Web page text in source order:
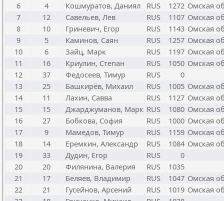
6
4 Кошмуратов, Даниял RUS 1272 Омская
7
12 Савельев, Лев RUS 1107 Омская
8
10 Гриневич, Егор RUS 1143 Омская
9
5 Каминов, Саян RUS 1257 Омская
10
6 Зайц, Марк RUS 1197 Омская
11
16 Криулин, Степан RUS 1050 Омская
12
37 Федосеев, Тимур RUS
0
13
25 Башкирёв, Михаил RUS 1005 Омская
14
11 Лахин, Савва RUS 1127 Омская
15
15 Джарджуманов, Марк RUS 1080 Омская
16
27 Бобкова, София RUS 1000 Омская
17
9 Мамедов, Тимур RUS 1159 Омская
18
14 Еремкин, Александр RUS 1084 Омская
19
33 Дудин, Егор RUS
0
20
20 Филянина, Валерия RUS
1035
21
17 Беляев, Владимир RUS 1047 Омская
22
21 Гусейнов, Арсений RUS 1019 Омская